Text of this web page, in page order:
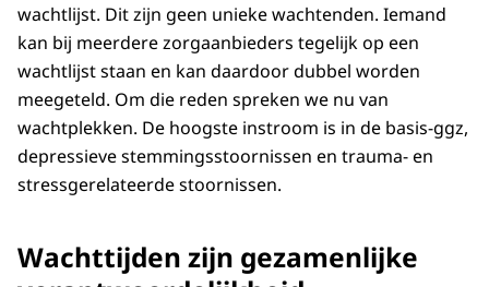
wachtlijst. Dit zijn geen unieke wachtenden. Iemand
kan bij meerdere zorgaanbieders tegelijk op een
wachtlijst staan en kan daardoor dubbel worden
meegeteld. Om die reden spreken we nu van
wachtplekken. De hoogste instroom is in de basis-ggz,
depressieve stemmingsstoornissen en trauma- en
stressgerelateerde stoornissen.
Wachttijden zijn gezamenlijke